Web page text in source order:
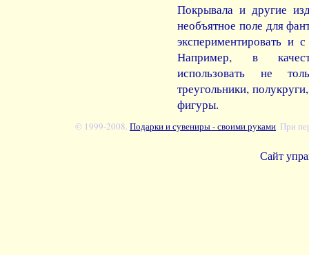
Покрывала и другие
необъятное поле для
экспериментировать и
Например, в
использовать не
треугольники,
фигуры.
© 1999-2008. Подарки и сувениры - своими руками. При
Сайт